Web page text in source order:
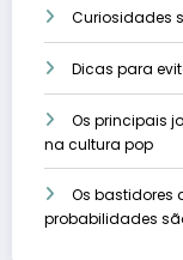
Curiosidades
Dicas para
Os principais
na cultura pop
Os bastidores
probabilidades